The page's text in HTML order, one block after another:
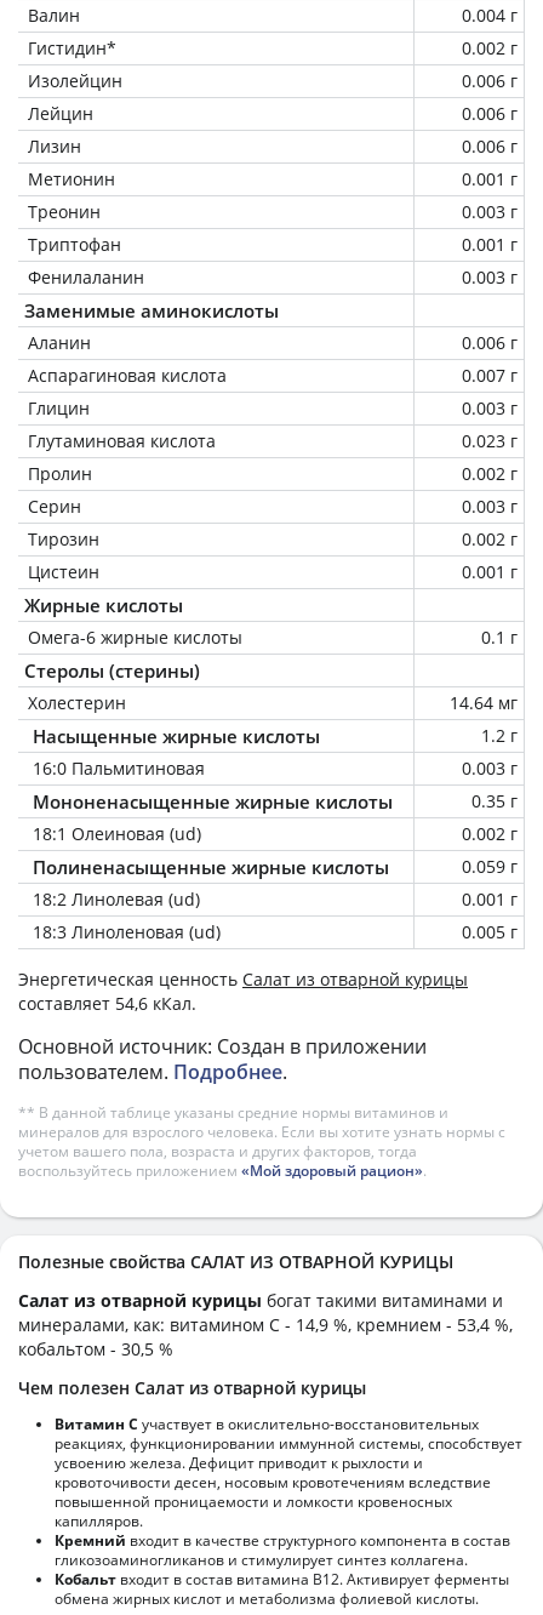
Валин
0.004 г
Гистидин*
0.002 г
Изолейцин
0.006 г
Лейцин
0.006 г
Лизин
0.006 г
Метионин
0.001 г
Треонин
0.003 г
Триптофан
0.001 г
Фенилаланин
0.003 г
Заменимые аминокислоты
Аланин
0.006 г
Аспарагиновая кислота
0.007 г
Глицин
0.003 г
Глутаминовая кислота
0.023 г
Пролин
0.002 г
Серин
0.003 г
Тирозин
0.002 г
Цистеин
0.001 г
Жирные кислоты
Омега-6 жирные кислоты 0.1 г
Стеролы (стерины)
Холестерин 14.64 мг
Насыщенные жирные кислоты
1.2 г
16:0 Пальмитиновая
0.003 г
Мононенасыщенные жирные кислоты
0.35 г
18:1 Олеиновая (ud)
0.002 г
Полиненасыщенные жирные кислоты
0.059 г
18:2 Линолевая (ud)
0.001 г
18:3 Линоленовая (ud)
0.005 г
Энергетическая ценность Салат из отварной курицы
составляет 54,6 кКал.
Основной источник: Создан в приложении
пользователем. Подробнее.
** В данной таблице указаны средние нормы витаминов и
минералов для взрослого человека. Если вы хотите узнать нормы с
учетом вашего пола, возраста и других факторов, тогда
воспользуйтесь приложением «Мой здоровый рацион».
Полезные свойства САЛАТ ИЗ ОТВАРНОЙ КУРИЦЫ
Салат из отварной курицы богат такими витаминами и
минералами, как: витамином C - 14,9 %, кремнием - 53,4 %,
кобальтом - 30,5 %
Чем полезен Салат из отварной курицы
Витамин С участвует в окислительно-восстановительных
реакциях, функционировании иммунной системы, способствует
усвоению железа. Дефицит приводит к рыхлости и
кровоточивости десен, носовым кровотечениям вследствие
повышенной проницаемости и ломкости кровеносных
капилляров.
Кремний входит в качестве структурного компонента в состав
гликозоаминогликанов и стимулирует синтез коллагена.
Кобальт входит в состав витамина В12. Активирует ферменты
обмена жирных кислот и метаболизма фолиевой кислоты.